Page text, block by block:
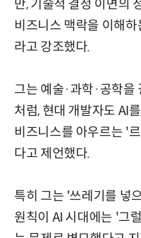
만, 기술적 결정 이면의
비즈니스 맥락을 이해하
라고 강조했다.
그는 예술·과학·공학을
처럼, 현대 개발자도 AI
비즈니스를 아우르는 '
다고 제언했다.
특히 그는 '쓰레기를 넣
원칙이 AI 시대에는 '그